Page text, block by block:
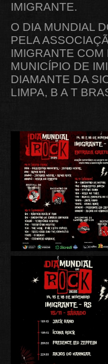
IMIGRANTE.
O DIA MUNDIAL
PELA
IMIGRANTE COM
MUNICÍPIO DE
DIAMANTE DA
LIMPA, B A T